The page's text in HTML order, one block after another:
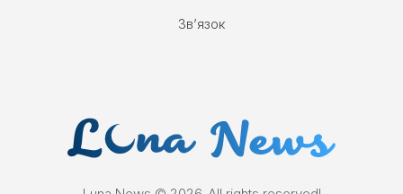
Зв’язок